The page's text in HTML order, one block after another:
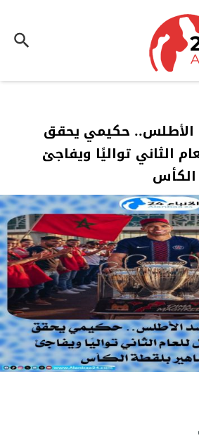
الأطلس.. حكيمي يحقق
الثاني تواليًا ويفاجئ
الكأس